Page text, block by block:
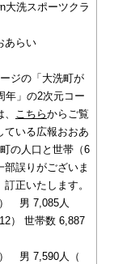
大洗スポーツクラ
あらい
ジの「大洗町が
年」の2次元コー
こちらからご覧
いる広報おおあ
の人口と世帯（6
部誤りがございま
正いたします。
男 7,085人
） 世帯数 6,887
男 7,590人（